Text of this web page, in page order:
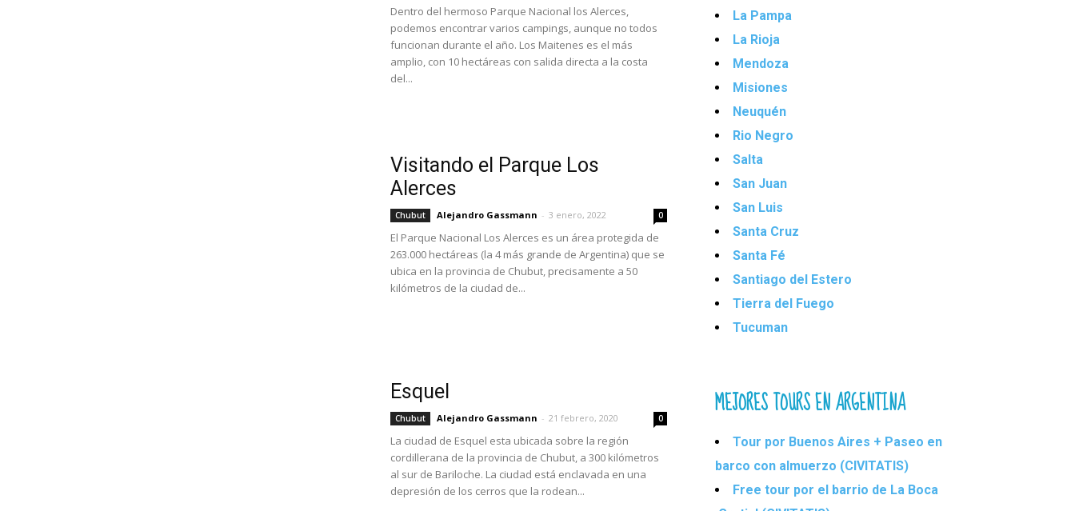
Dentro del hermoso Parque Nacional los Alerces,
podemos encontrar varios campings, aunque no todos
funcionan durante el año. Los Maitenes es el más
amplio, con 10 hectáreas con salida directa a la costa
del...
Visitando el Parque Los
Alerces
Chubut Alejandro Gassmann - 3 enero, 2022 0
El Parque Nacional Los Alerces es un área protegida de
263.000 hectáreas (la 4 más grande de Argentina) que se
ubica en la provincia de Chubut, precisamente a 50
kilómetros de la ciudad de...
Esquel
Chubut Alejandro Gassmann - 21 febrero, 2020 0
La ciudad de Esquel esta ubicada sobre la región
cordillerana de la provincia de Chubut, a 300 kilómetros
al sur de Bariloche. La ciudad está enclavada en una
depresión de los cerros que la rodean...
La Pampa
La Rioja
Mendoza
Misiones
Neuquén
Rio Negro
Salta
San Juan
San Luis
Santa Cruz
Santa Fé
Santiago del Estero
Tierra del Fuego
Tucuman
MEJORES TOURS EN ARGENTINA
Tour por Buenos Aires + Paseo en
barco con almuerzo (CIVITATIS)
Free tour por el barrio de La Boca